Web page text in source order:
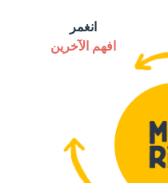
انغمر
افهم الآخرين